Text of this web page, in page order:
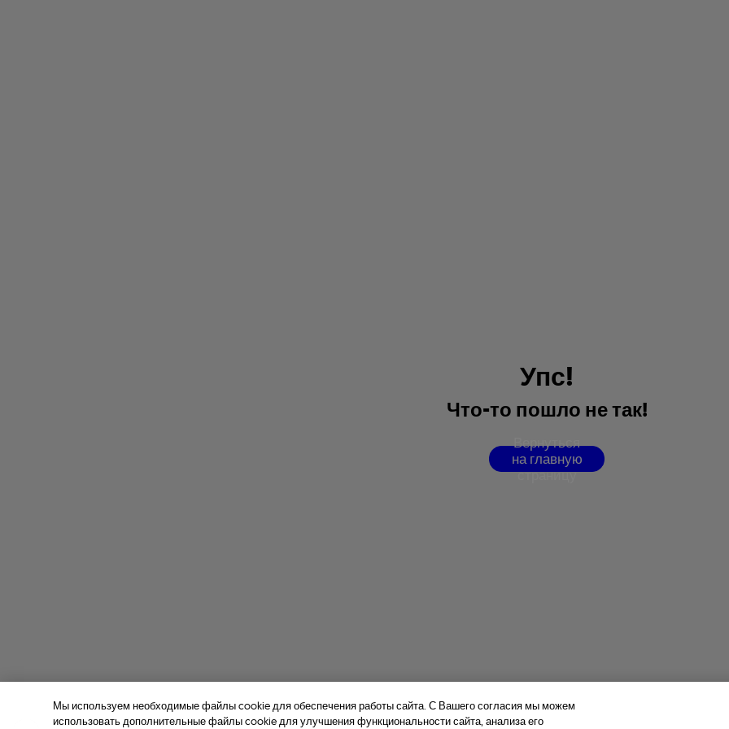
Упс!
Что-то пошло нетак!
Вернуться
на главную
страницу
Мы используем необходимые файлы cookie для обеспечения работы сайта. С Вашего согласия мы можем
использовать дополнительные файлы cookie для улучшения функциональности сайта, анализа его